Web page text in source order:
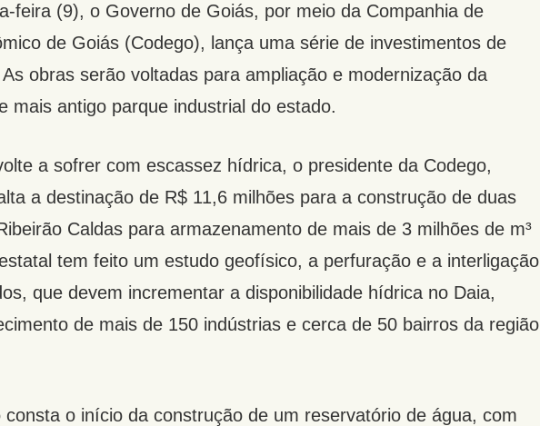
feira (9), o Governo de Goiás, por meio da Companhia de
de Goiás (Codego), lança uma série de investimentos de
obras serão voltadas para ampliação e modernização da
mais antigo parque industrial do estado.
a sofrer com escassez hídrica, o presidente da Codego,
a destinação de R$ 11,6 milhões para a construção de duas
Caldas para armazenamento de mais de 3 milhões de m³
tem feito um estudo geofísico, a perfuração e a interligação
que devem incrementar a disponibilidade hídrica no Daia,
de mais de 150 indústrias e cerca de 50 bairros da região
o início da construção de um reservatório de água, com